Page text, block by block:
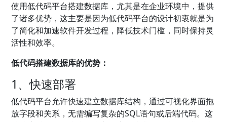
使用低代码平台搭建数据库，尤其是在企业环境中，提供
了诸多优势，这主要是因为低代码平台的设计初衷就是为
了简化和加速软件开发过程，降低技术门槛，同时保持灵
活性和效率。
低代码搭建数据库的优势：
1、快速部署
低代码平台允许快速建立数据库结构，通过可视化界面拖
放字段和关系，无需编写复杂的SQL语句或后端代码。这